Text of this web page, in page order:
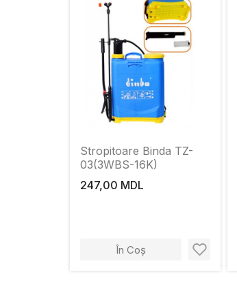
Stropitoare Binda TZ-
03(3WBS-16K)
247,00 MDL
În Coș